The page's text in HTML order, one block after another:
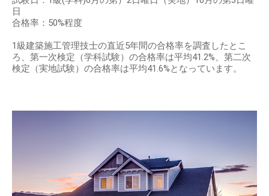
日
合格率：50%程度
1級建築施工管理技士の直近5年間の合格率を調査したとこ
ろ、第一次検定（学科試験）の合格率は平均41.2%、第二次
検定（実地試験）の合格率は平均41.6%となっています。